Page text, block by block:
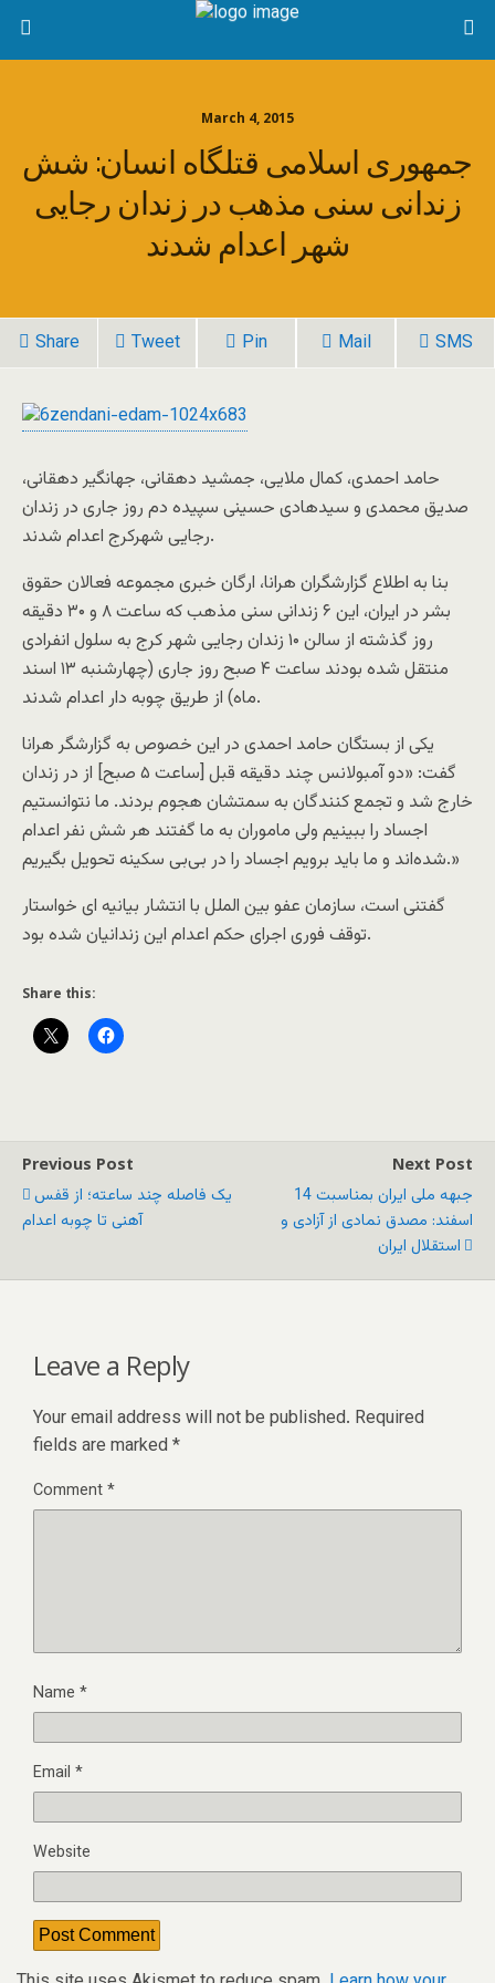
March 4, 2015
جمهوری اسلامی قتلگاه انسان: شش
زندانی سنی مذهب در زندان رجایی
شهر اعدام شدند
Share Tweet Pin Mail SMS
حامد احمدی، کمال ملایی، جمشید دهقانی، جهانگیر دهقانی،
صدیق محمدی و سیدهادی حسینی سپیده دم روز جاری در زندان
رجایی شهرکرج اعدام شدند.
بنا به اطلاع گزارشگران هرانا، ارگان خبری مجموعه فعالان حقوق
بشر در ایران، این ۶ زندانی سنی مذهب که ساعت ۸ و ۳۰ دقیقه
روز گذشته از سالن ۱۰ زندان رجایی شهر کرج به سلول انفرادی
منتقل شده بودند ساعت ۴ صبح روز جاری (چهارشنبه ۱۳ اسند
ماه) از طریق چوبه دار اعدام شدند.
یکی از بستگان حامد احمدی در این خصوص به گزارشگر هرانا
گفت: «دو آمبولانس چند دقیقه قبل [ساعت ۵ صبح] از در زندان
خارج شد و تجمع کنندگان به سمتشان هجوم بردند. ما نتوانستیم
اجساد را ببینیم ولی ماموران به ما گفتند هر شش نفر اعدام
شده‌اند و ما باید برویم اجساد را در بی‌بی سکینه تحویل بگیریم.»
گفتنی است، سازمان عفو بین الملل با انتشار بیانیه ای خواستار
توقف فوری اجرای حکم اعدام این زندانیان شده بود.
Share this:
Previous Post
یک فاصله چند ساعته؛ از قفس
آهنی تا چوبه اعدام
Next Post
جبهه ملی ایران بمناسبت 14
اسفند: مصدق نمادی از آزادی و
استقلال ایران
Leave a Reply
Your email address will not be published. Required
fields are marked *
Comment*
Name *
Email *
Website